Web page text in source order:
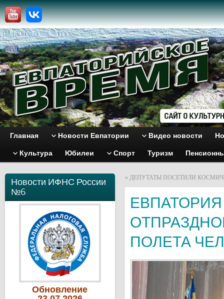
Главная Новости Евпатории Видео новости
Культура Юбилеи Спорт Туризм
Новости ИФНС России
№6
Обновление
« ДЕПУТАТЫ ПОСЕТИЛИ
ПОЛЕТА